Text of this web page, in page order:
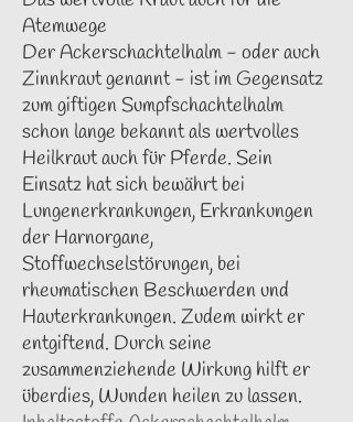
Atemwege
Der Ackerschachtelhalm - oder auch
Zinnkraut genannt - ist im Gegensatz
zum giftigen Sumpfschachtelhalm
schon lange bekannt als wertvolles
Heilkraut auch für Pferde. Sein
Einsatz hat sich bewährt bei
Lungenerkrankungen, Erkrankungen
der Harnorgane,
Stoffwechselstörungen, bei
rheumatischen Beschwerden und
Hauterkrankungen. Zudem wirkt er
entgiftend. Durch seine
zusammenziehende Wirkung hilft er
überdies, Wunden heilen zu lassen.